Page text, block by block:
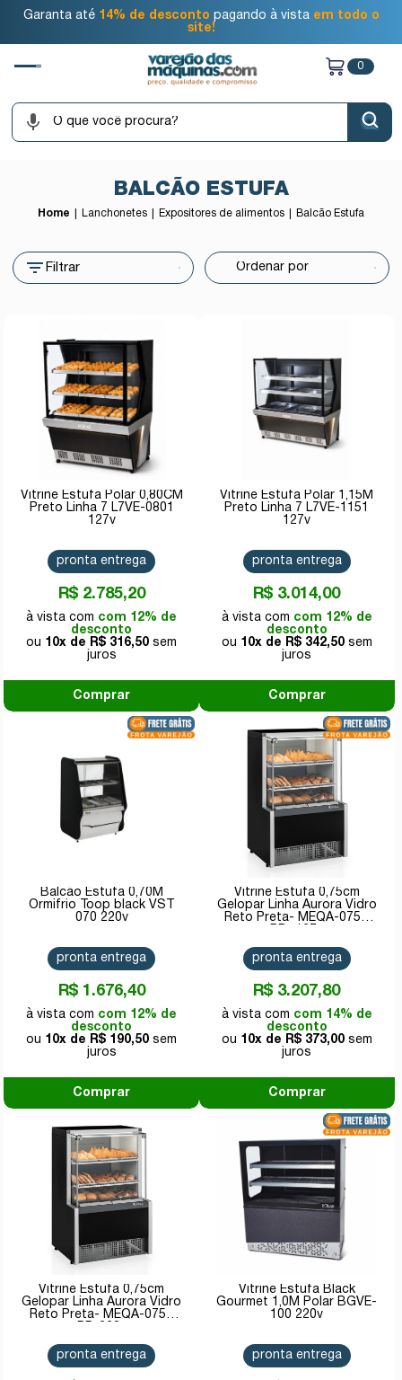
Garanta até 14% de desconto pagando à vista em todo o
site!
0
BALCÃO ESTUFA
Home Lanchonetes Expositores de alimentos Balcão Estufa
Filtrar
Vitrine Estufa Polar 0,80CM
Preto Linha 7 L7VE-0801
127v
R$ 2.785,20
com 12% de
desconto
10x de
R$ 316,50
pronta entrega
Comprar
Vitrine Estufa Polar 1,15M
Preto Linha 7 L7VE-1151
127v
R$ 3.014,00
com 12% de
desconto
10x de
R$ 342,50
pronta entrega
Comprar
Balcão Estufa 0,70M
Ormifrio Toop black VST
070 220v
R$ 1.676,40
com 12% de
desconto
10x de
R$ 190,50
pronta entrega
Comprar
Vitrine Estufa 0,75cm
Gelopar Linha Aurora Vidro
Reto Preta- MEQA-075R
R$ 3.207,80
com 14% de
desconto
10x de
R$ 373,00
pronta entrega
Comprar
Vitrine Estufa 0,75cm
Gelopar Linha Aurora Vidro
Reto Preta- MEQA-075R
pronta entrega
Vitrine Estufa Black
Gourmet 1,0M Polar BGVE-
100 220v
pronta entrega